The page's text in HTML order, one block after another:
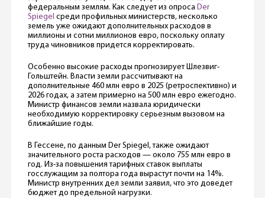
федеральным землям. Как следует из опроса Der
Spiegel среди профильных министерств, несколько
земель уже ожидают дополнительных расходов в
миллионы и сотни миллионов евро, поскольку оплату
труда чиновников придется корректировать.
Особенно высокие расходы прогнозирует Шлезвиг-
Гольштейн. Власти земли рассчитывают на
дополнительные 460 млн евро в 2025 (ретроспективно) и
2026 годах, а затем примерно на 500 млн евро ежегодно.
Министр финансов земли назвала юридически
необходимую корректировку серьезным вызовом на
ближайшие годы.
В Гессене, по данным Der Spiegel, также ожидают
значительного роста расходов — около 755 млн евро в
год. Из-за повышения тарифных ставок выплаты
госслужащим за полтора года вырастут почти на 14%.
Министр внутренних дел земли заявил, что это доведет
бюджет до предельной нагрузки.